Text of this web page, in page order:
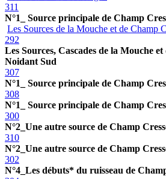
311
N°1_ Source principale de Champ
Les Sources de la Mouche et de Champ
292
Les Sources, Cascades de la Mouche
Noidant Sud
307
N°1_ Source principale de Champ
308
N°1_ Source principale de Champ
300
N°2_Une autre source de Champ
310
N°2_Une autre source de Champ
302
N°4_Les débuts* du ruisseau de